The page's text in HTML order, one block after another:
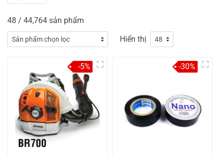
48 / 44,764 sản phẩm
Hiển thị
-5% -30%